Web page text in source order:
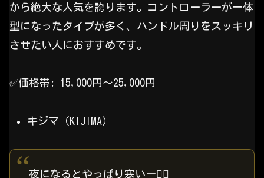
から絶大な人気を誇ります。コントローラーが一体
型になったタイプが多く、ハンドル周りをスッキリ
させたい人におすすめです。
✅️価格帯: 15,000円〜25,000円
キジマ（KIJIMA）
夜になるとやっぱり寒いー😮‍💨